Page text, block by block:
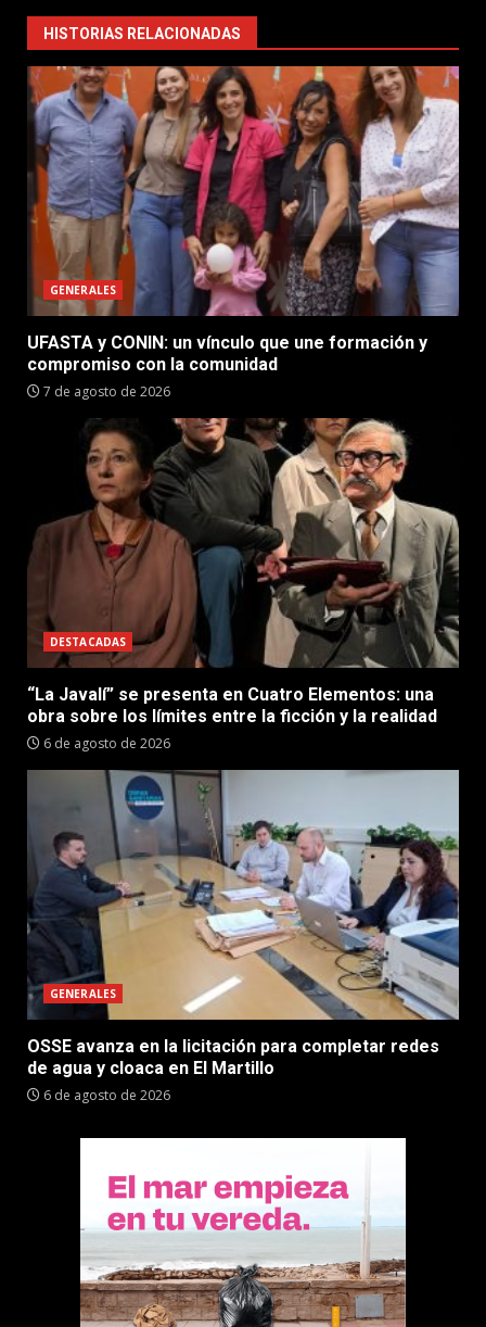
HISTORIAS RELACIONADAS
GENERALES
UFASTA y CONIN: un vínculo que une formación y
compromiso con la comunidad
7 de agosto de 2026
DESTACADAS
“La Javalí” se presenta en Cuatro Elementos: una
obra sobre los límites entre la ficción y la realidad
6 de agosto de 2026
GENERALES
OSSE avanza en la licitación para completar redes
de agua y cloaca en El Martillo
6 de agosto de 2026